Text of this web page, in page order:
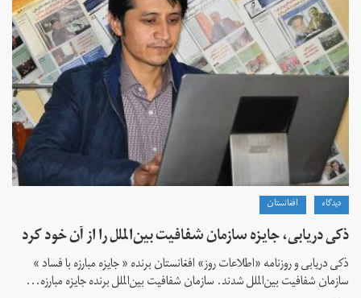
دیدگاه افغانستان
ذکی دریابی، جایزه سازمان شفافیت بین‌الملل را از آن خود کرد
ذکی دریابی و روزنامه «اطلاعات‌ روز» افغانستان برنده « جایزه مبارزه با فساد »
سازمان شفافیت بین‌الملل شدند. سازمان شفافیت بین‌الملل برنده جایزه مبارزه...